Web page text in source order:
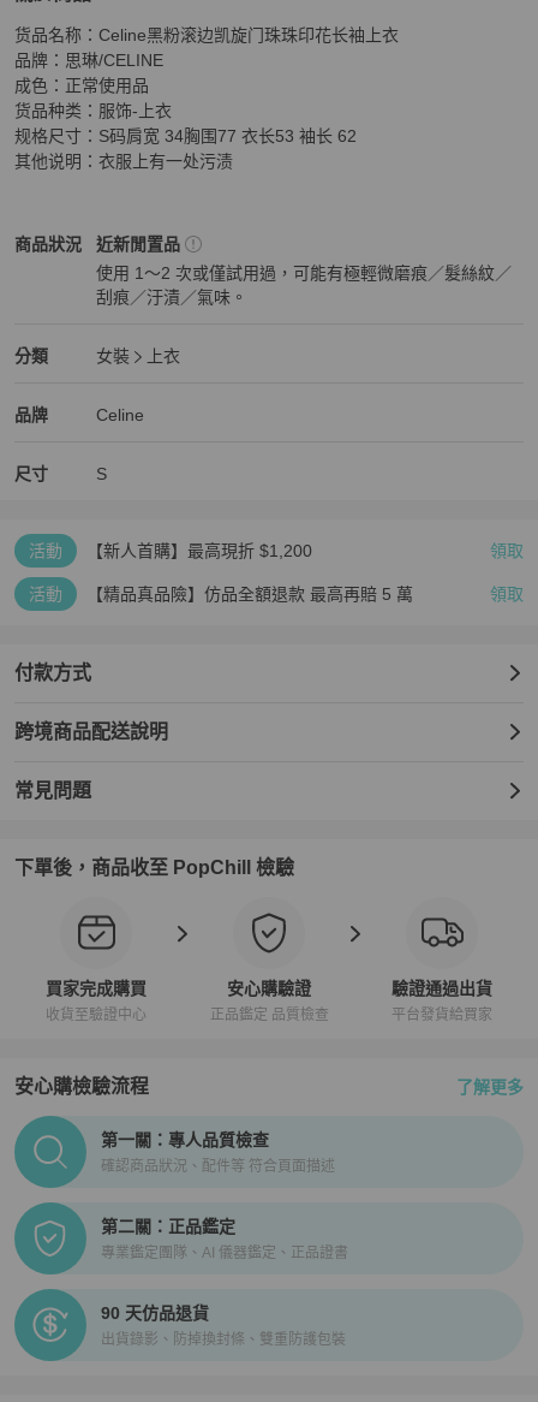
關於Celine黑粉滚边凯旋门珠珠印花长袖上衣商品詳情與購買
货品名称：Celine黑粉滚边凯旋门珠珠印花长袖上衣
品牌：思琳/CELINE
成色：正常使用品
货品种类：服饰-上衣
规格尺寸：S码肩宽 34胸围77 衣长53 袖长 62
其他说明：衣服上有一处污渍
商品狀況
Celine女裝 商品狀態與細節
近新閒置品
使用 1～2 次或僅試用過，可能有極輕微磨痕／髮絲紋／
刮痕／汙漬／氣味。
分類
Celine 分類資訊
女裝
上衣
品牌
Celine 女裝品牌介紹
Celine
Celine 推薦清單
尺寸 S
活動 【新人首購】最高現折 $1,200 領取
活動 【精品真品險】仿品全額退款 最高再賠 5 萬 領取
付款方式
跨境商品配送說明
常見問題
下單後，商品收至 PopChill 檢驗
買家完成購買
收貨至驗證中心
安心購驗證
正品鑑定 品質檢查
驗證通過出貨
平台發貨給買家
安心購檢驗流程 了解更多
PopChill拍拍圈正品驗證、安心購檢驗流程介紹
第一關：專人品質檢查
確認商品狀況、配件等 符合頁面描述
第二關：正品鑑定
專業鑑定團隊、AI 儀器鑑定、正品證書
90 天仿品退貨
出貨錄影、防掉換封條、雙重防護包裝